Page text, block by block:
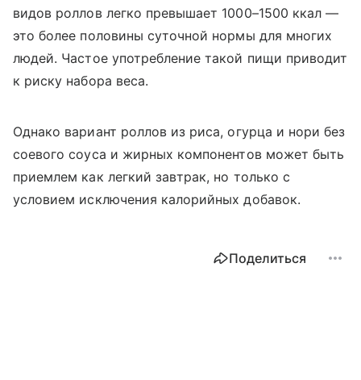
видов роллов легко превышает 1000–1500 ккал —
это более половины суточной нормы для многих
людей. Частое употребление такой пищи приводит
к риску набора веса.
Однако вариант роллов из риса, огурца и нори без
соевого соуса и жирных компонентов может быть
приемлем как легкий завтрак, но только с
условием исключения калорийных добавок.
Поделиться